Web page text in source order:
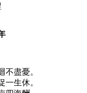
不盡憂。
一生休。